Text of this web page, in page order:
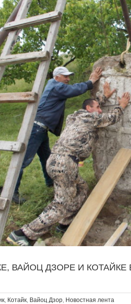
ВАЙОЦ ДЗОРЕ И
, Котайк, Вайоц Дзор, Новостная лента